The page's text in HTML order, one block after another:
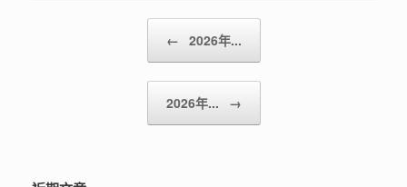
Post navigation
← 2026年...
2026年... →